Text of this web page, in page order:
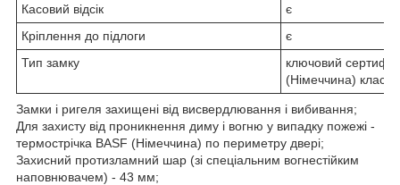
Касовий відсік
є
Кріплення до підлоги
є
Тип замку
ключовий
(Німеччина) класу
Замки і ригеля захищені від висвердлювання і вибивання;
Для захисту від проникнення диму і вогню у випадку пожежі -
термострічка BASF (Німеччина) по периметру двері;
Захисний протизламний шар (зі спеціальним вогнестійким
наповнювачем) - 43 мм;